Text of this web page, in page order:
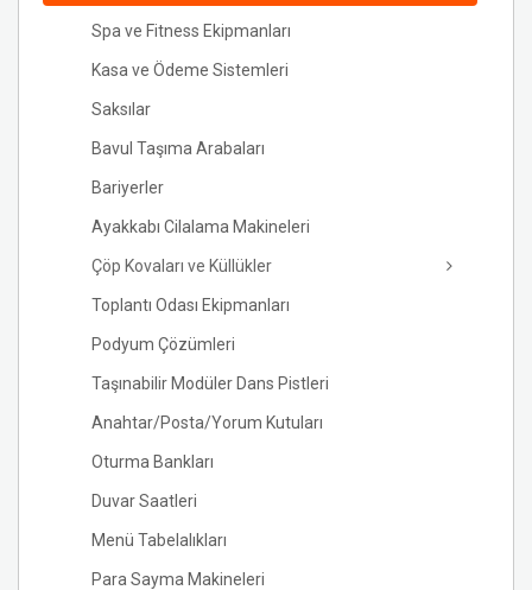
Spa ve Fitness Ekipmanları
Kasa ve Ödeme Sistemleri
Saksılar
Bavul Taşıma Arabaları
Bariyerler
Ayakkabı Cilalama Makineleri
Çöp Kovaları ve Küllükler
Toplantı Odası Ekipmanları
Podyum Çözümleri
Taşınabilir Modüler Dans Pistleri
Anahtar/Posta/Yorum Kutuları
Oturma Bankları
Duvar Saatleri
Menü Tabelalıkları
Para Sayma Makineleri